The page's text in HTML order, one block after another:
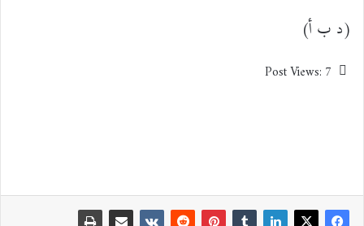
(د ب أ)
Post Views: 7